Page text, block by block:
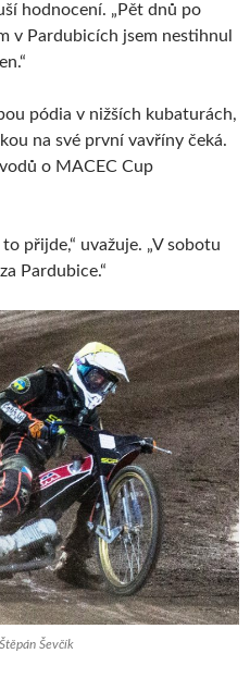
hodnocení. „Pět dnů po
v Pardubicích jsem nestihnul
pódia v nižších kubaturách,
na své první vavříny čeká.
o MACEC Cup
přijde,“ uvažuje. „V sobotu
Pardubice.“
Ševčík